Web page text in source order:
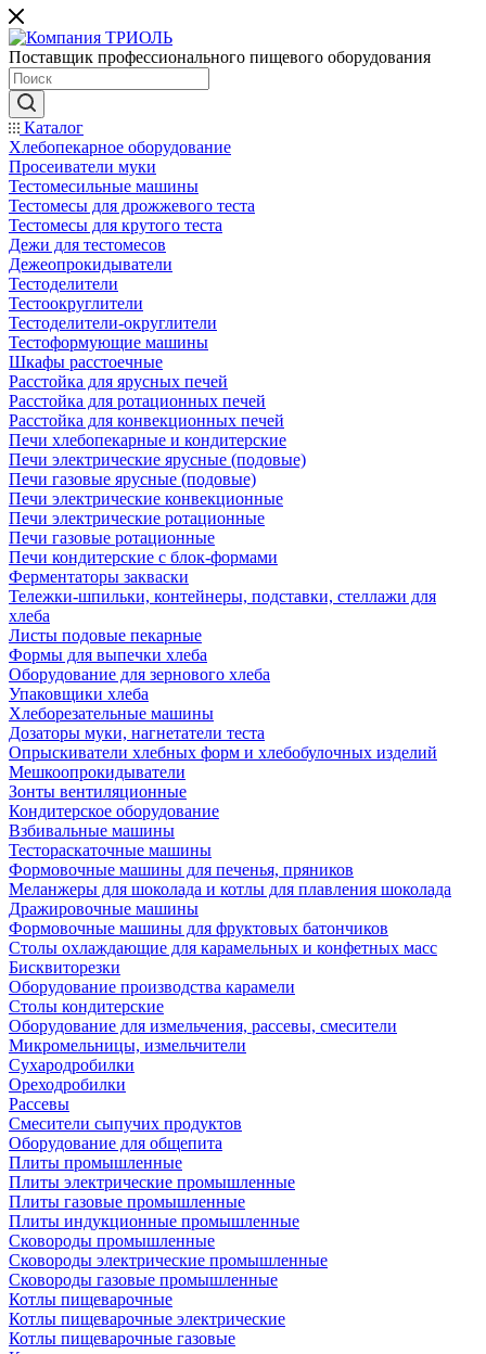
Поставщик профессионального пищевого оборудования
Каталог
Хлебопекарное оборудование
Просеиватели муки
Тестомесильные машины
Тестомесы для дрожжевого теста
Тестомесы для крутого теста
Дежи для тестомесов
Дежеопрокидыватели
Тестоделители
Тестоокруглители
Тестоделители-округлители
Тестоформующие машины
Шкафы расстоечные
Расстойка для ярусных печей
Расстойка для ротационных печей
Расстойка для конвекционных печей
Печи хлебопекарные и кондитерские
Печи электрические ярусные (подовые)
Печи газовые ярусные (подовые)
Печи электрические конвекционные
Печи электрические ротационные
Печи газовые ротационные
Печи кондитерские с блок-формами
Ферментаторы закваски
Тележки-шпильки, контейнеры, подставки, стеллажи для
хлеба
Листы подовые пекарные
Формы для выпечки хлеба
Оборудование для зернового хлеба
Упаковщики хлеба
Хлеборезательные машины
Дозаторы муки, нагнетатели теста
Опрыскиватели хлебных форм и хлебобулочных изделий
Мешкоопрокидыватели
Зонты вентиляционные
Кондитерское оборудование
Взбивальные машины
Тестораскаточные машины
Формовочные машины для печенья, пряников
Меланжеры для шоколада и котлы для плавления шоколада
Дражировочные машины
Формовочные машины для фруктовых батончиков
Столы охлаждающие для карамельных и конфетных масс
Бисквиторезки
Оборудование производства карамели
Столы кондитерские
Оборудование для измельчения, рассевы, смесители
Микромельницы, измельчители
Сухародробилки
Ореходробилки
Рассевы
Смесители сыпучих продуктов
Оборудование для общепита
Плиты промышленные
Плиты электрические промышленные
Плиты газовые промышленные
Плиты индукционные промышленные
Сковороды промышленные
Сковороды электрические промышленные
Сковороды газовые промышленные
Котлы пищеварочные
Котлы пищеварочные электрические
Котлы пищеварочные газовые